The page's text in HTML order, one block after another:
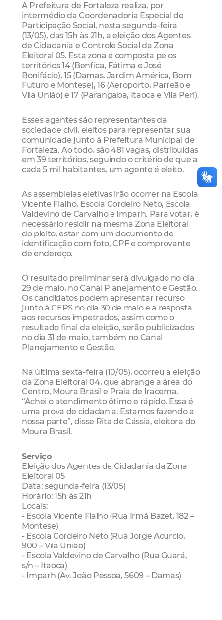
A Prefeitura de Fortaleza realiza, por
intermédio da Coordenadoria Especial de
Participação Social, nesta segunda-feira
(13/05), das 15h às 21h, a eleição dos Agentes
de Cidadania e Controle Social da Zona
Eleitoral 05. Esta zona é composta pelos
territórios 14 (Benfica, Fátima e José
Bonifácio), 15 (Damas, Jardim América, Bom
Futuro e Montese), 16 (Aeroporto, Parreão e
Vila União) e 17 (Parangaba, Itaoca e Vila Peri).
Esses agentes são representantes da
sociedade civil, eleitos para representar sua
comunidade junto à Prefeitura Municipal de
Fortaleza. Ao todo, são 481 vagas, distribuídas
em 39 territórios, seguindo o critério de que a
cada 5 mil habitantes, um agente é eleito.
As assembleias eletivas irão ocorrer na Escola
Vicente Fialho, Escola Cordeiro Neto, Escola
Valdevino de Carvalho e Imparh. Para votar, é
necessário residir na mesma Zona Eleitoral
do pleito, estar com um documento de
identificação com foto, CPF e comprovante
de endereço.
O resultado preliminar será divulgado no dia
29 de maio, no Canal Planejamento e Gestão.
Os candidatos podem apresentar recurso
junto à CEPS no dia 30 de maio e a resposta
aos recursos impetrados, assim como o
resultado final da eleição, serão publicizados
no dia 31 de maio, também no Canal
Planejamento e Gestão.
Na última sexta-feira (10/05), ocorreu a eleição
da Zona Eleitoral 04, que abrange a área do
Centro, Moura Brasil e Praia de Iracema.
“Achei o atendimento ótimo e rápido. Essa é
uma prova de cidadania. Estamos fazendo a
nossa parte”, disse Rita de Cássia, eleitora do
Moura Brasil.
Serviço
Eleição dos Agentes de Cidadania da Zona
Eleitoral 05
Data: segunda-feira (13/05)
Horário: 15h às 21h
Locais:
- Escola Vicente Fialho (Rua Irmã Bazet, 182 –
Montese)
- Escola Cordeiro Neto (Rua Jorge Acurcio,
900 – Vila União)
- Escola Valdevino de Carvalho (Rua Guará,
s/n – Itaoca)
- Imparh (Av. João Pessoa, 5609 – Damas)